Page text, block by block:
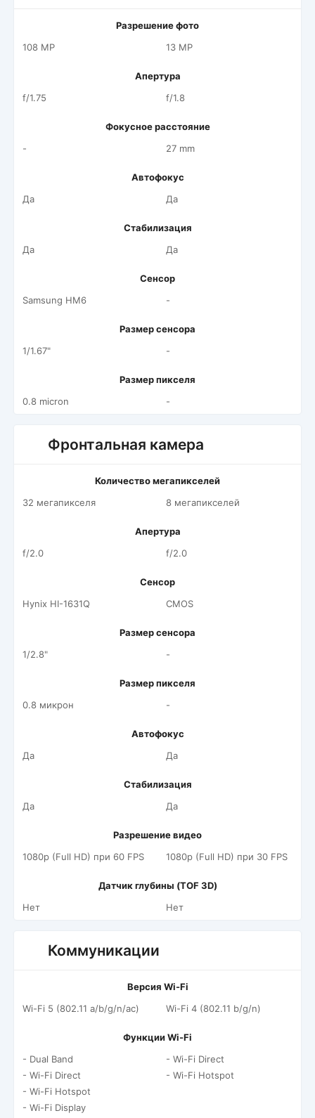
Разрешение фото
108 MP
13 MP
Апертура
f/1.75
f/1.8
Фокусное расстояние
-
27 mm
Автофокус
Да
Да
Стабилизация
Да
Да
Сенсор
Samsung HM6
-
Размер сенсора
1/1.67"
-
Размер пикселя
0.8 micron
-
Фронтальная камера
Количество мегапикселей
32 мегапикселя
8 мегапикселей
Апертура
f/2.0
f/2.0
Сенсор
Hynix HI-1631Q
CMOS
Размер сенсора
1/2.8"
-
Размер пикселя
0.8 микрон
-
Автофокус
Да
Да
Стабилизация
Да
Да
Разрешение видео
1080p (Full HD) при 60 FPS
1080p (Full HD) при 30 FPS
Датчик глубины (TOF 3D)
Нет
Нет
Коммуникации
Версия Wi-Fi
Wi-Fi 5 (802.11 a/b/g/n/ac)
Wi-Fi 4 (802.11 b/g/n)
Функции Wi-Fi
- Dual Band
- Wi-Fi Direct
- Wi-Fi Hotspot
- Wi-Fi Display
- Wi-Fi Direct
- Wi-Fi Hotspot